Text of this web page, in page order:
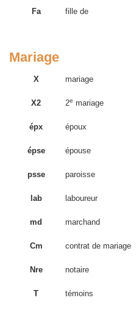
Fa fille de
Mariage
X mariage
X2 2e mariage
épx époux
épse épouse
psse paroisse
lab laboureur
md marchand
Cm contrat de mariage
Nre notaire
T témoins